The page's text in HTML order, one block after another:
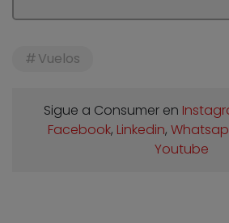
Vuelos
Sigue a Consumer en
Facebook, Linkedin,
Youtube